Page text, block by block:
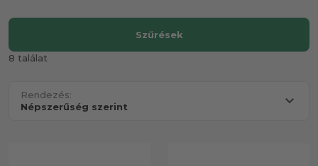
8 találat
Rendezés:
Szűrések